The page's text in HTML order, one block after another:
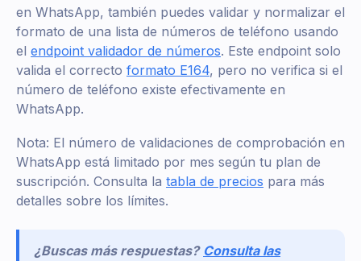
en WhatsApp, también puedes validar y normalizar el
formato de una lista de números de teléfono usando
el endpoint validador de números. Este endpoint solo
valida el correcto formato E164, pero no verifica si el
número de teléfono existe efectivamente en
WhatsApp.
Nota: El número de validaciones de comprobación en
WhatsApp está limitado por mes según tu plan de
suscripción. Consulta la tabla de precios para más
detalles sobre los límites.
¿Buscas más respuestas? Consulta las